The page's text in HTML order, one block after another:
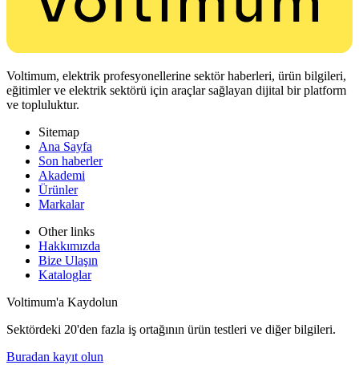
Voltimum, elektrik profesyonellerine sektör haberleri, ürün bilgileri,
eğitimler ve elektrik sektörü için araçlar sağlayan dijital bir platform
ve topluluktur.
Sitemap
Ana Sayfa
Son haberler
Akademi
Ürünler
Markalar
Other links
Hakkımızda
Bize Ulaşın
Kataloglar
Voltimum'a Kaydolun
Sektördeki 20'den fazla iş ortağının ürün testleri ve diğer bilgileri.
Buradan kayıt olun